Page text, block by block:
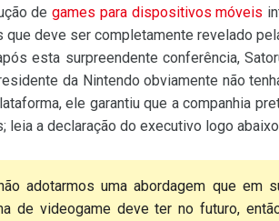
de games para dispositivos móveis
que deve ser completamente revelado
esta surpreendente conferência,
da Nintendo obviamente não
ele garantiu que a companhia
leia a declaração do executivo logo
adotarmos uma abordagem que em
de videogame deve ter no futuro,